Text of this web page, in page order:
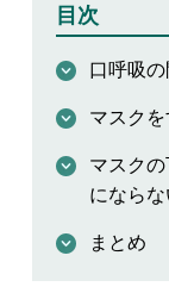
目次
口呼吸
マスク
マスク
になら
まとめ